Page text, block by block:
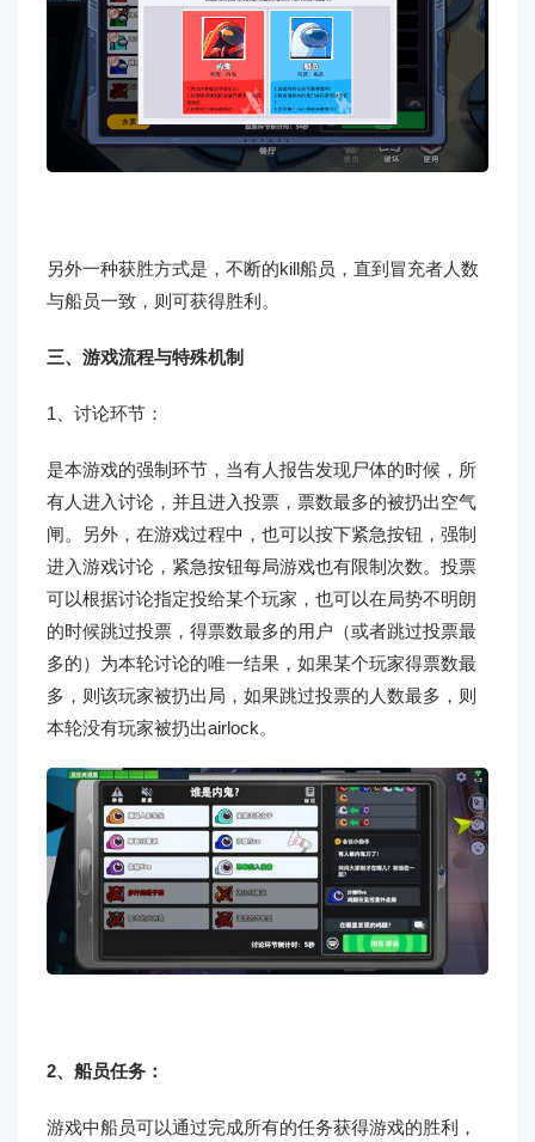
另外一种获胜方式是，不断的kill船员，直到冒充者人数
与船员一致，则可获得胜利。
三、游戏流程与特殊机制
1、讨论环节：
是本游戏的强制环节，当有人报告发现尸体的时候，所
有人进入讨论，并且进入投票，票数最多的被扔出空气
闸。另外，在游戏过程中，也可以按下紧急按钮，强制
进入游戏讨论，紧急按钮每局游戏也有限制次数。投票
可以根据讨论指定投给某个玩家，也可以在局势不明朗
的时候跳过投票，得票数最多的用户（或者跳过投票最
多的）为本轮讨论的唯一结果，如果某个玩家得票数最
多，则该玩家被扔出局，如果跳过投票的人数最多，则
本轮没有玩家被扔出airlock。
2、船员任务：
游戏中船员可以通过完成所有的任务获得游戏的胜利，